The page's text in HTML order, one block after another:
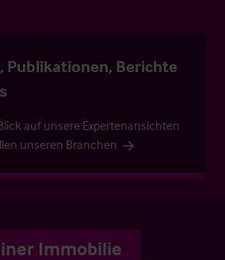
Publikationen, Berichte
auf unsere Expertenansichten
unseren Branchen
Immobilie